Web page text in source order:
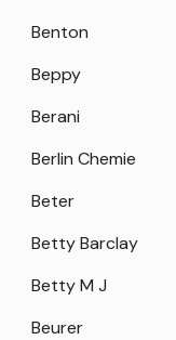
Benton
Beppy
Berani
Berlin Chemie
Beter
Betty Barclay
Betty M J
Beurer